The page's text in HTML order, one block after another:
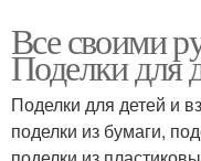
Все своими
Поделки для
Поделки для детей и
поделки из бумаги,